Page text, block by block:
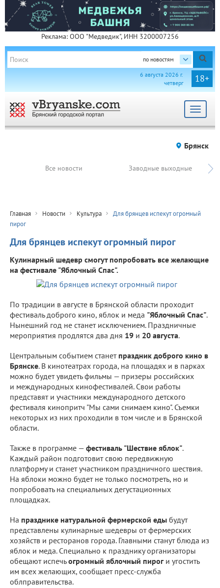
Реклама: ООО "Медведик", ИНН 3200007256
по новостям
18+
6 августа 2026 г.
четверг
Toggle
Брянск
Все новости Заводные выходные
Главная Новости Культура
Для брянцев испекут огромный
пирог
Для брянцев испекут огромный пирог
Кулинарный шедевр смогут попробовать все желающие
на фестивале "Яблочный Спас".
По традиции в августе в Брянской области проходит
фестиваль доброго кино, яблок и меда "Яблочный Спас".
Нынешний год не станет исключением. Праздничные
мероприятия продлятся два дня 19 и 20 августа.
Центральным событием станетпраздник доброго кино в
Брянске. В кинотеатрах города, на площадях и в парках
можно будет увидеть фильмы — призеры российских
и международных кинофестивалей. Свои работы
представят и участники международного детского
фестиваля кинопритч "Мы сами снимаем кино". Съемки
некоторых из них проходили в том числе и в Брянской
области.
Также в программе — фестиваль "Шествие яблок".
Каждый район подготовит свою передвижную
платформу и станет участником праздничного шествия.
На яблоки можно будет не только посмотреть, но и
попробовать на специальных дегустационных
площадках.
На празднике натуральной фермерской еды будут
представлены кулинарные шедевры от фермерских
хозяйств и ресторанов города. Главными станут блюда из
яблок и меда. Специально к празднику организаторы
обещают испечьогромный яблочный пирог и угостить
им всех желающих, сообщает пресс-служба
облправительства.